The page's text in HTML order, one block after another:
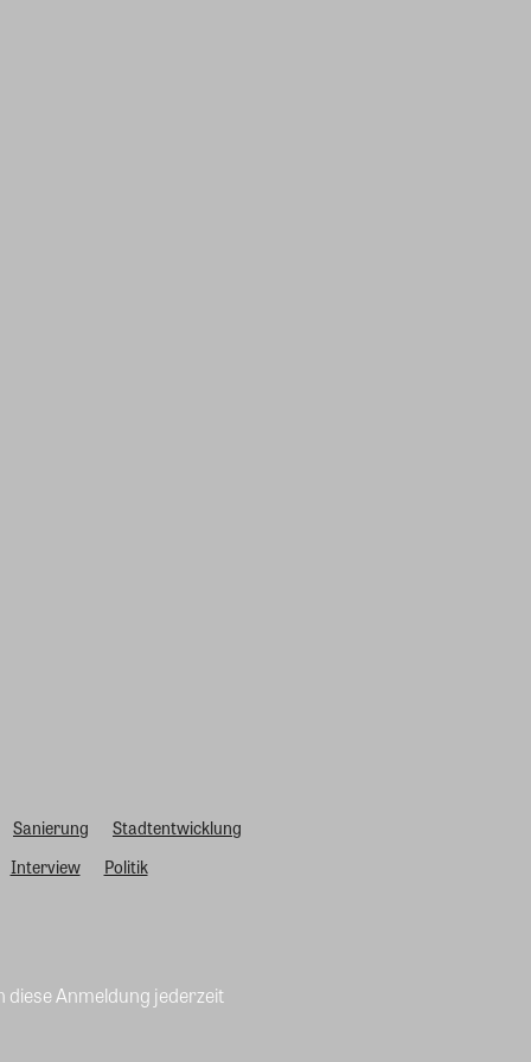
Sanierung
Stadtentwicklung
Interview Politik
diese Anmeldung jederzeit